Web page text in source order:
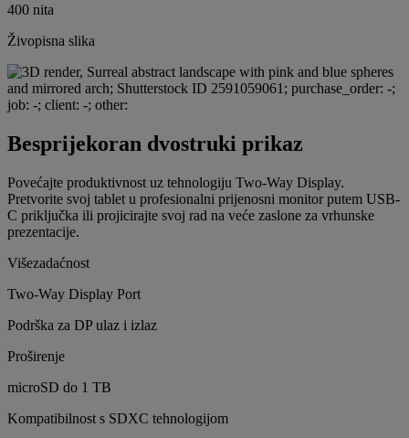
400 nita
Živopisna slika
Besprijekoran dvostruki prikaz
Povećajte produktivnost uz tehnologiju Two-Way Display.
Pretvorite svoj tablet u profesionalni prijenosni monitor putem USB-
C priključka ili projicirajte svoj rad na veće zaslone za vrhunske
prezentacije.
Višezadaćnost
Two-Way Display Port
Podrška za DP ulaz i izlaz
Proširenje
microSD do 1 TB
Kompatibilnost s SDXC tehnologijom